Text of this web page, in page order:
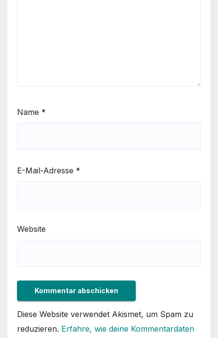
Name *
E-Mail-Adresse *
Website
Diese Website verwendet Akismet, um Spam zu
reduzieren. Erfahre, wie deine Kommentardaten